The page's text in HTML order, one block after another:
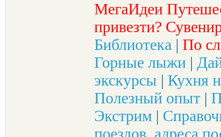
МегаИдеи
привезти?
Библиотека | По
Горные лыжи |
экскурсы | Кухня
Полезный опыт |
Экстрим |